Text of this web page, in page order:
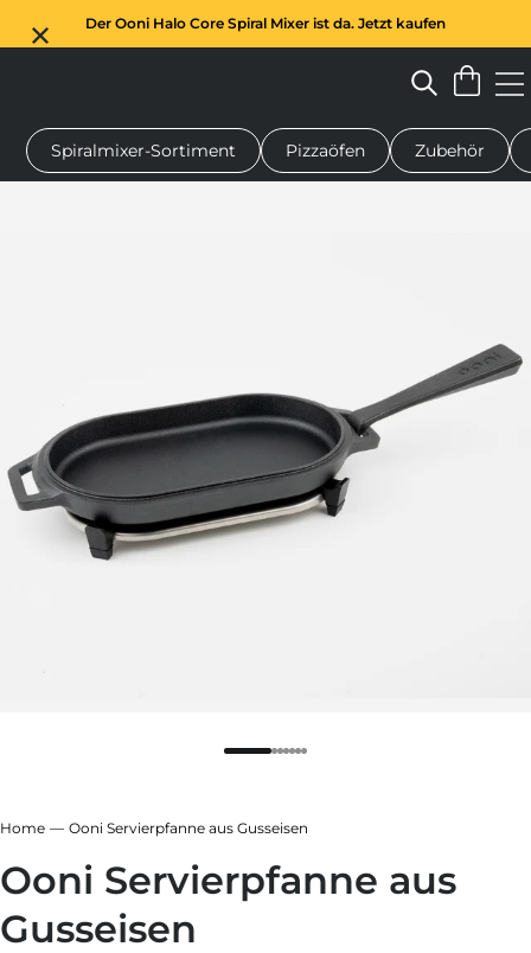
Der Ooni Halo Core Spiral Mixer ist da. Jetzt kaufen
Pizzaofen Teigmischer Geschenke Servierbretter
Spiralmixer-Sortiment Pizzaöfen Zubehör
Home Ooni Servierpfanne aus Gusseisen
Ooni Servierpfanne aus
Gusseisen